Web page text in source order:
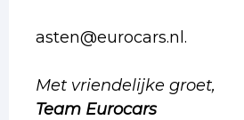
asten@eurocars.nl.
Met vriendelijke groet,
Team Eurocars